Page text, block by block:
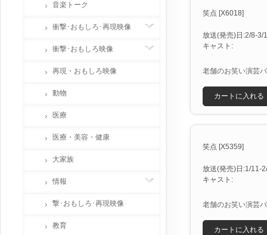
笑点 [X6018]
放送(発売)日:2/8-3/
キャスト:
老舗のお笑い演芸
カートに入れる
笑点 [X5359]
放送(発売)日:1/11-
キャスト:
老舗のお笑い演芸
カートに入れる
音楽トーク
衝撃･おもしろ･再現映像
衝撃･おもしろ映像
再現・おもしろ映像
動物
医療
医療・美容・健康
大家族
情報
撃･おもしろ･再現映像
教育